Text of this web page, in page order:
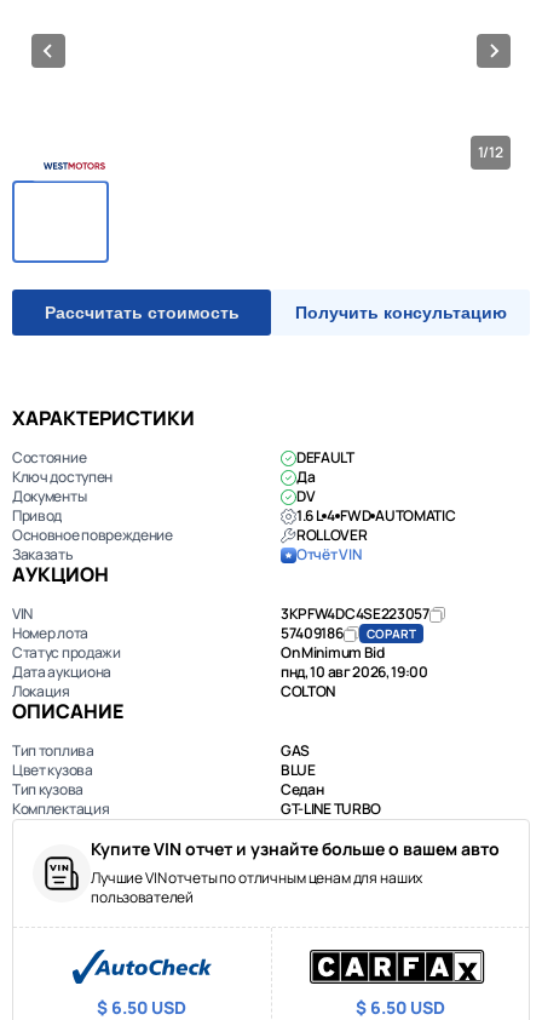
1/12
Рассчитать стоимость Получить консультацию
ХАРАКТЕРИСТИКИ
Состояние
DEFAULT
Ключ доступен
Да
Документы
DV
Привод
1.6 L 4 FWD AUTOMATIC
Основное повреждение
ROLLOVER
Заказать
Отчёт VIN
АУКЦИОН
VIN
3KPFW4DC4SE223057
Номер лота
57409186 COPART
Статус продажи
On Minimum Bid
Дата аукциона
пнд, 10 авг 2026, 19:00
Локация
COLTON
ОПИСАНИЕ
Тип топлива
GAS
Цвет кузова
BLUE
Тип кузова
Седан
Комплектация
GT-LINE TURBO
Купите VIN отчет и узнайте больше о вашем авто
Лучшие VIN отчеты по отличным ценам для наших
пользователей
$ 6.50 USD $ 6.50 USD